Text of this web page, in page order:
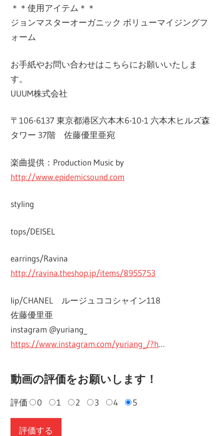
＊＊使用アイテム＊＊
ジョンマスターオーガニック ボリューマイジングフ
ォーム
お手紙やお問い合わせはこちらにお願いいたしま
す。
UUUM株式会社
〒106-6137 東京都港区六本木6-10-1 六本木ヒルズ森
タワー 37階 佐藤優里亜宛
楽曲提供：Production Music by
http://www.epidemicsound.com
styling
tops/DEISEL
earrings/Ravina
http://ravina.theshop.jp/items/8955753
lip/CHANEL ルージュココシャイン118
佐藤優里亜
instagram @yuriang_
https://www.instagram.com/yuriang_/?h…
動画の評価をお願いします！
評価 0 1 2 3 4 5